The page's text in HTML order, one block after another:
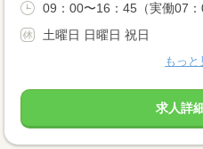
09：00〜16：45（実働07
土曜日 日曜日 祝日
もっと
求人詳